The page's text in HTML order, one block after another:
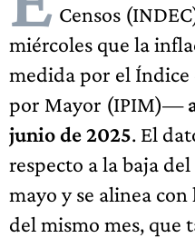
Censos
miércoles que la
medida por el Índice
por Mayor (IPIM)—
junio de 2025. El
respecto a la baja
mayo y se alinea
del mismo mes, que